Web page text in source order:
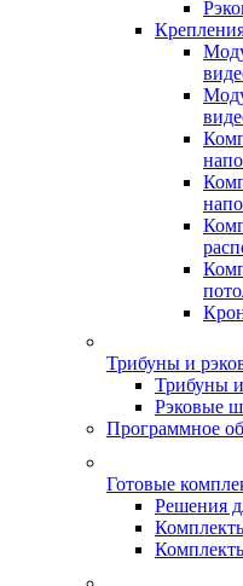
Трибуны и
Трибуны
Рэковые
Программное
Готовые
Решения